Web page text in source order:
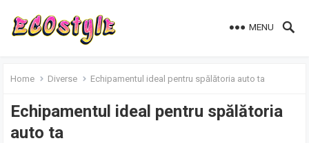
MENU
Home Diverse Echipamentul ideal pentru spălătoria auto ta
Echipamentul ideal pentru spălătoria
auto ta